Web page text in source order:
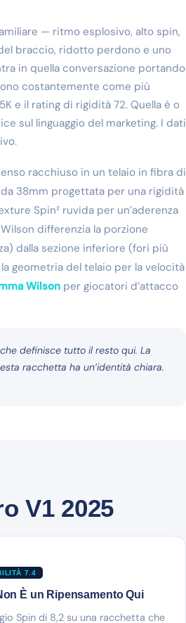
— ritmo esplosivo, alto spin,
braccio, ridotto perdono e uno
in quella conversazione portando
costantemente come più
e il rating di rigidità 72. Quella è o
sul linguaggio del marketing. I dati
racchiuso in un telaio in fibra di
38mm progettata per una rigidità
Spin² ruvida per un’aderenza
differenzia la porzione
dalla sezione inferiore (fori più
geometria del telaio per la velocità
Wilson per giocatori d’attacco
definisce tutto il resto qui. La
racchetta ha un’identità chiara.
V1 2025
7.4
È un Ripensamento Qui
Spin di 8,2 su una racchetta che